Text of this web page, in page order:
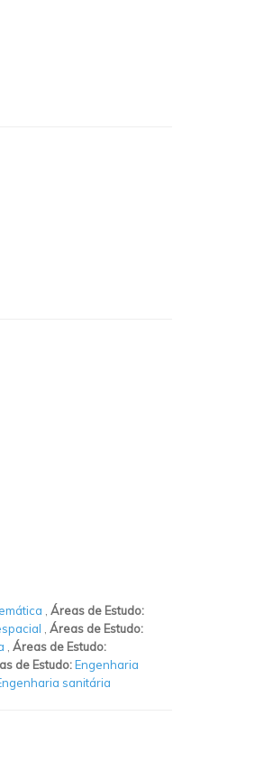
, Áreas de Estudo:
, Áreas de Estudo:
, Áreas de Estudo:
de Estudo:Engenharia
sanitária